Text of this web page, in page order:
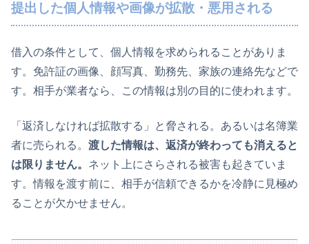
提出した個人情報や画像が拡散・悪用される
借入の条件として、個人情報を求められることがありま
す。免許証の画像、顔写真、勤務先、家族の連絡先などで
す。相手が業者なら、この情報は別の目的に使われます。
「返済しなければ拡散する」と脅される。あるいは名簿業
者に売られる。 渡した情報は、返済が終わっても消えると
は限りません。 ネット上にさらされる被害も起きていま
す。情報を渡す前に、相手が信頼できるかを冷静に見極め
ることが欠かせません。